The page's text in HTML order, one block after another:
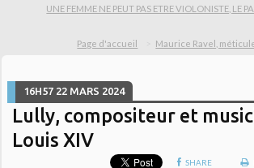
UNE FEMME NE PEUT PAS ETRE VIOLONISTE, LE
Page d'accueil Maurice Ravel,
16H57 22 MARS 2024
Lully, compositeur et
Louis XIV
SHARE